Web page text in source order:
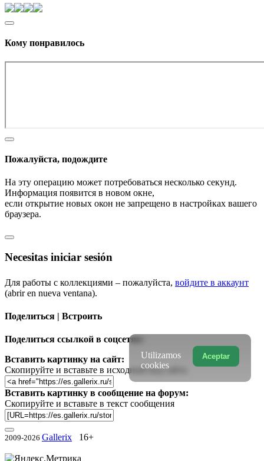
Кому понравилось
Пожалуйста, подождите
На эту операцию может потребоваться несколько секунд.
Информация появится в новом окне,
если открытие новых окон не запрещено в настройках вашего
браузера.
Necesitas iniciar sesión
Для работы с коллекциями – пожалуйста, войдите в аккаунт
(abrir en nueva ventana).
Поделиться | Встроить
Поделиться ссылкой в соцсетях:
Вставить картинку на сайт:
Скопируйте и вставьте в исходный код сайта
Вставить картинку в сообщение на форум:
Скопируйте и вставьте в текст сообщения
2009-2026 Gallerix 16+
Aceptar
Utilizamos
cookies